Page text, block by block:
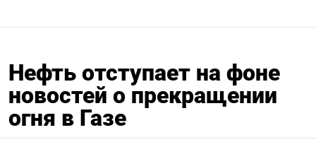
Нефть отступает на фоне
новостей о прекращении
огня в Газе